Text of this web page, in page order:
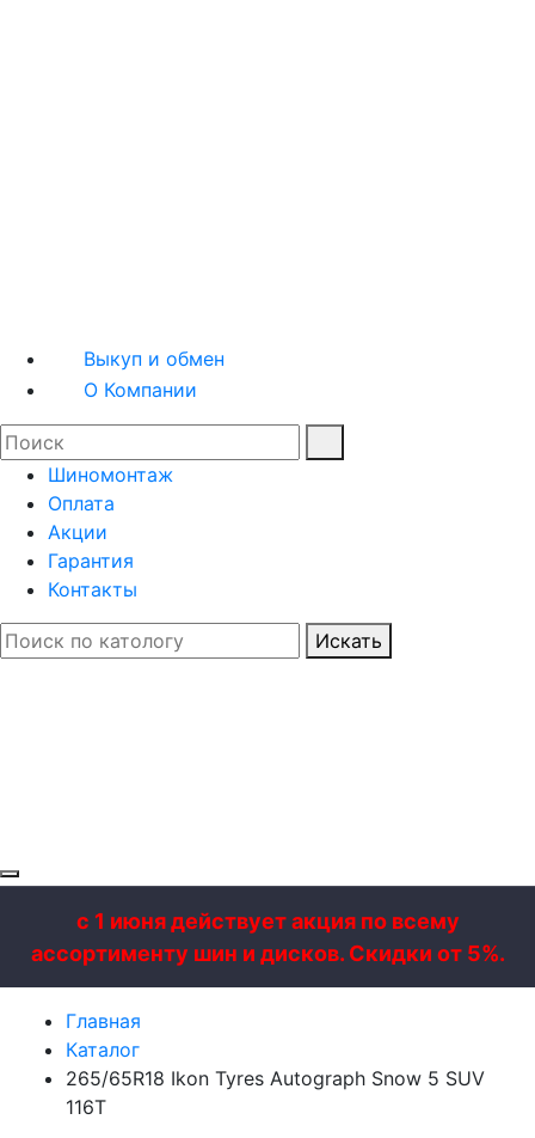
Выкуп и обмен
О Компании
Шиномонтаж
Оплата
Акции
Гарантия
Контакты
Искать
с 1 июня действует акция по всему
ассортименту шин и дисков. Скидки от 5%.
Главная
Каталог
265/65R18 Ikon Tyres Autograph Snow 5 SUV
116T